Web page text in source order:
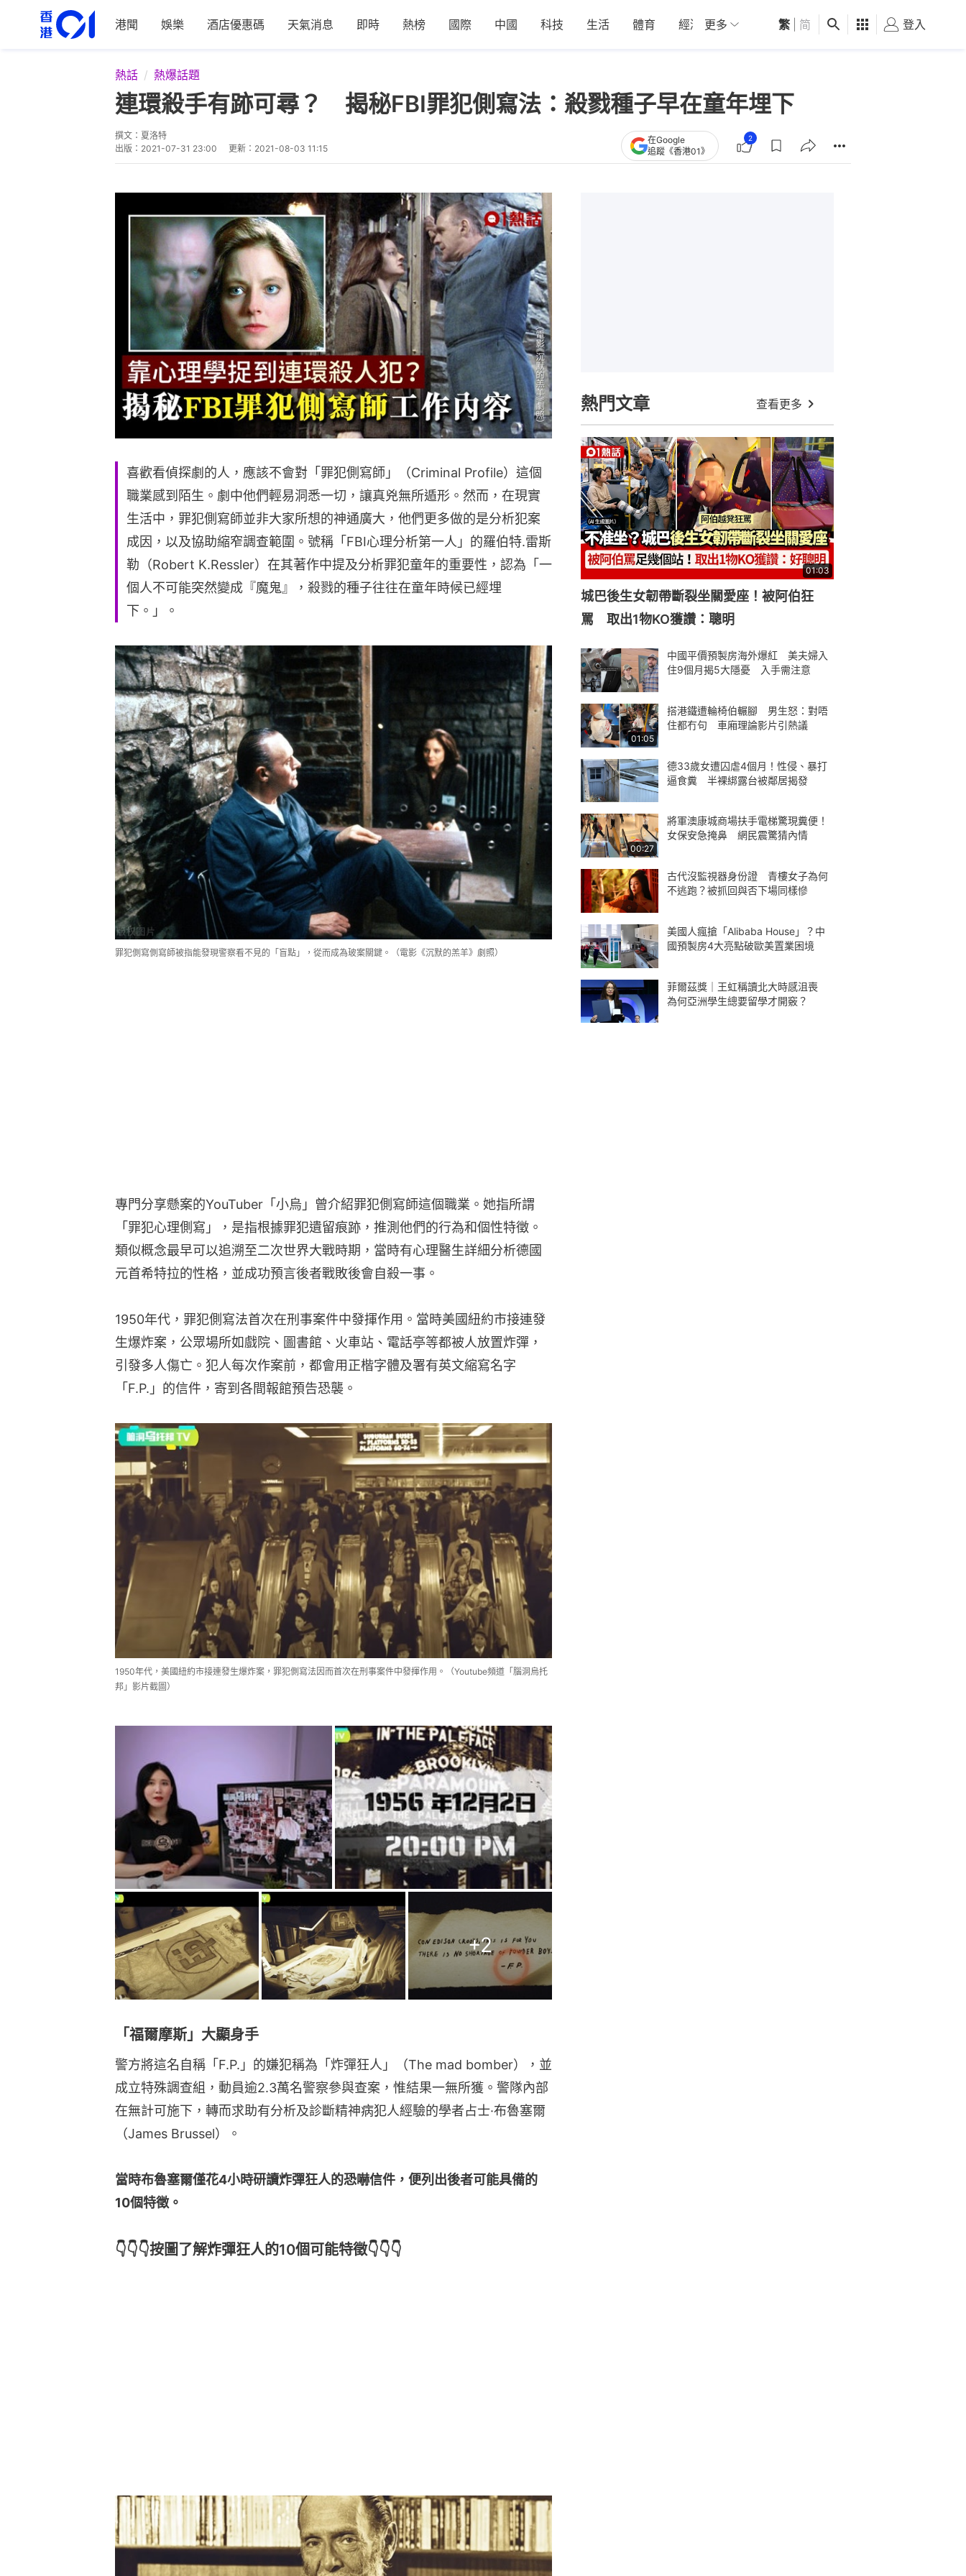
港聞 娛樂 酒店優惠碼 天氣消息 即時 熱榜 國際 中國 科技 生活 體育 經濟 01深圳 觀點 健康 好食玩飛
更多 繁 简 登入
熱話 熱爆話題
連環殺手有跡可尋？ 揭秘FBI罪犯側寫法：殺戮種子早在童年埋下
撰文： 夏洛特
出版： 2021-07-31 23:00 更新： 2021-08-03 11:15
在Google
追蹤《香港01》
2
喜歡看偵探劇的人，應該不會對「罪犯側寫師」（Criminal Profile）這個
職業感到陌生。劇中他們輕易洞悉一切，讓真兇無所遁形。然而，在現實
生活中，罪犯側寫師並非大家所想的神通廣大，他們更多做的是分析犯案
成因，以及協助縮窄調查範圍。號稱「FBI心理分析第一人」的羅伯特.雷斯
勒（Robert K.Ressler）在其著作中提及分析罪犯童年的重要性，認為「一
個人不可能突然變成『魔鬼』，殺戮的種子往往在童年時候已經埋
下。」。
罪犯側寫側寫師被指能發現警察看不見的「盲點」，從而成為玻案關鍵。（電影《沉默的羔羊》劇照）
專門分享懸案的YouTuber「小烏」曾介紹罪犯側寫師這個職業。她指所謂
「罪犯心理側寫」，是指根據罪犯遺留痕跡，推測他們的行為和個性特徵。
類似概念最早可以追溯至二次世界大戰時期，當時有心理醫生詳細分析德國
元首希特拉的性格，並成功預言後者戰敗後會自殺一事。
1950年代，罪犯側寫法首次在刑事案件中發揮作用。當時美國紐約市接連發
生爆炸案，公眾場所如戲院、圖書館、火車站、電話亭等都被人放置炸彈，
引發多人傷亡。犯人每次作案前，都會用正楷字體及署有英文縮寫名字
「F.P.」的信件，寄到各間報館預告恐襲。
1950年代，美國紐約市接連發生爆炸案，罪犯側寫法因而首次在刑事案件中發揮作用。（Youtube頻道「腦洞烏托
邦」影片截圖）
+2
「福爾摩斯」大顯身手
警方將這名自稱「F.P.」的嫌犯稱為「炸彈狂人」（The mad bomber），並
成立特殊調查組，動員逾2.3萬名警察參與查案，惟結果一無所獲。警隊內部
在無計可施下，轉而求助有分析及診斷精神病犯人經驗的學者占士·布魯塞爾
（James Brussel）。
當時布魯塞爾僅花4小時研讀炸彈狂人的恐嚇信件，便列出後者可能具備的
10個特徵。
👇👇👇按圖了解炸彈狂人的10個可能特徵👇👇👇
熱門文章 查看更多
01:03
城巴後生女韌帶斷裂坐關愛座！被阿伯狂
罵 取出1物KO獲讚：聰明
中國平價預製房海外爆紅 美夫婦入
住9個月揭5大隱憂 入手需注意
01:05
搭港鐵遭輪椅伯輾腳 男生怒：對唔
住都冇句 車廂理論影片引熱議
德33歲女遭囚虐4個月！性侵、暴打
逼食糞 半裸綁露台被鄰居揭發
00:27
將軍澳康城商場扶手電梯驚現糞便！
女保安急掩鼻 網民震驚猜內情
古代沒監視器身份證 青樓女子為何
不逃跑？被抓回與否下場同樣慘
美國人瘋搶「Alibaba House」？中
國預製房4大亮點破歐美置業困境
菲爾茲獎｜王虹稱讀北大時感沮喪
為何亞洲學生總要留學才開竅？